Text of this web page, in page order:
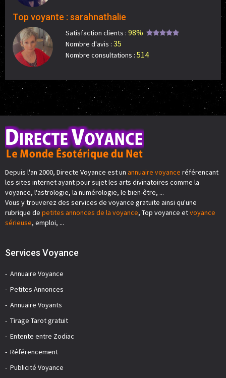
Top voyante : sarahnathalie
Satisfaction clients : 98%
Nombre d'avis : 35
Nombre consultations : 514
Depuis l'an 2000, Directe Voyance est un annuaire voyance référencant
les sites internet ayant pour sujet les arts divinatoires comme la
voyance, l'astrologie, la numérologie, le bien-être, ...
Vous y trouverez des services de voyance gratuite ainsi qu'une
rubrique de petites annonces de la voyance, Top voyance etvoyance
sérieuse, emploi, ...
Services Voyance
Annuaire Voyance
Petites Annonces
Annuaire Voyants
Tirage Tarot gratuit
Entente entre Zodiac
Référencement
Publicité Voyance